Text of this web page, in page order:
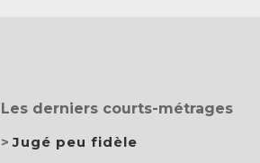
Les derniers courts-métrages
Jugé peu fidèle